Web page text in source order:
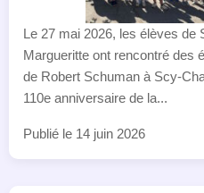
Le 27 mai 2026, les élèves de
Margueritte ont rencontré des
de Robert Schuman à Scy-
110e anniversaire de la...
Publié le 14 juin 2026